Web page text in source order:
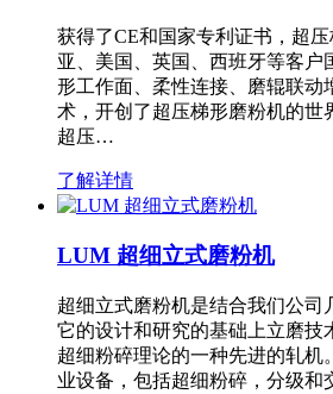
获得了CE和国家专利证书，超
亚、美国、英国、西班牙等客户
形工作面、柔性连接、磨辊联动
术，开创了超压梯形磨粉机的世
超压…
了解详情
LUM 超细立式磨粉机
超细立式磨粉机是结合我们公司
它的设计和研究的基础上立磨技
超细粉碎理论的一种先进的轧机
业设备，包括超细粉碎，分级和